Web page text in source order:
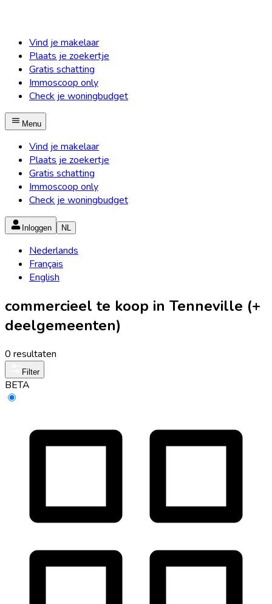
Vind je makelaar
Plaats je zoekertje
Gratis schatting
Immoscoop only
Check je woningbudget
Menu
Vind je makelaar
Plaats je zoekertje
Gratis schatting
Immoscoop only
Check je woningbudget
Inloggen NL
Nederlands
Français
English
commercieel te koop in Tenneville (+
deelgemeenten)
0 resultaten
Filter
BETA